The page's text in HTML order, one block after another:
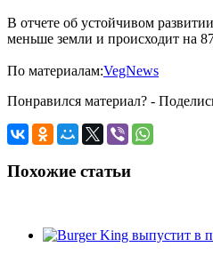
В отчете об устойчивом
меньше земли и происходит на
По материалам:VegNews
Понравился материал? -
Похожие статьи